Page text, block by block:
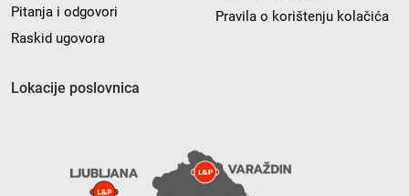
Pitanja i odgovori
Raskid ugovora
Pravila o korištenju kolačića
Lokacije poslovnica